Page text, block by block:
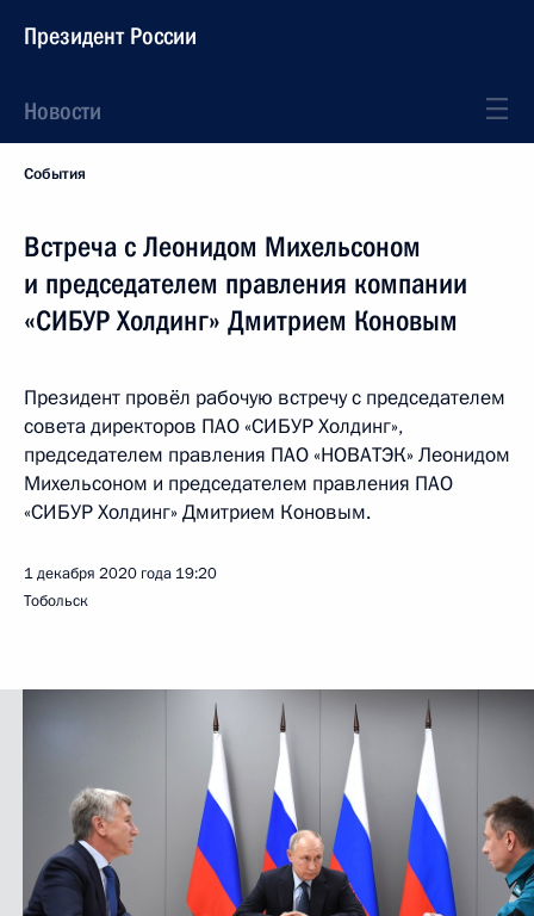
Президент России
Новости
События
Встреча с Леонидом Михельсоном
и председателем правления компании
«СИБУР Холдинг» Дмитрием Коновым
Президент провёл рабочую встречу с председателем
совета директоров ПАО «СИБУР Холдинг»,
председателем правления ПАО «НОВАТЭК» Леонидом
Михельсоном и председателем правления ПАО
«СИБУР Холдинг» Дмитрием Коновым.
1 декабря 2020 года 19:20
Тобольск